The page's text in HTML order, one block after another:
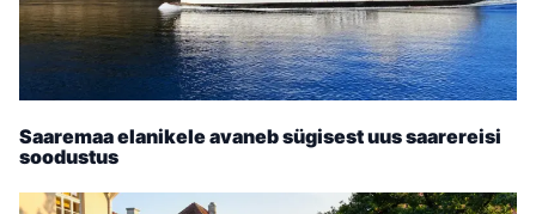
Saaremaa elanikele avaneb sügisest uus saarereisi
soodustus